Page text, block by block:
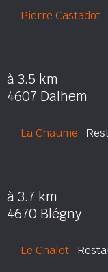
Pierre Castadot
à 3.5 km
4607 Dalhem
La Chaume
à 3.7 km
4670 Blégny
Le Chalet